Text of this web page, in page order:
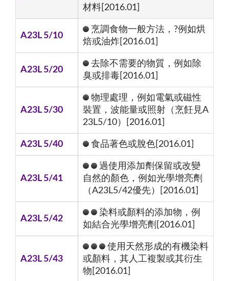
材料[2016.01]
A23L 5/10
烹調食物一般方法，?例如烘
焙或油炸[2016.01]
A23L 5/20
去除不需要的物質，例如除
臭或排毒[2016.01]
A23L 5/30
物理處理，例如電氣或磁性
裝置，波能量或照射（烹飪見A
23L5/10）[2016.01]
A23L 5/40 食品著色或脫色[2016.01]
A23L 5/41
過使用添加劑保留或改變
自然的顏色，例如光學增亮劑
（A23L5/42優先）[2016.01]
A23L 5/42
染料或顏料的添加物，例
如結合光學增亮劑[2016.01]
A23L 5/43
使用天然形成的有機染料
或顏料，其人工複製或其衍生
物[2016.01]